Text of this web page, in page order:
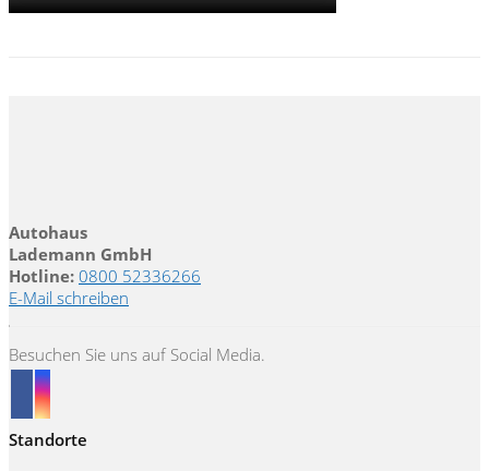
Autohaus
Lademann GmbH
Hotline: 0800 52336266
E-Mail schreiben
Besuchen Sie uns auf Social Media.
Standorte